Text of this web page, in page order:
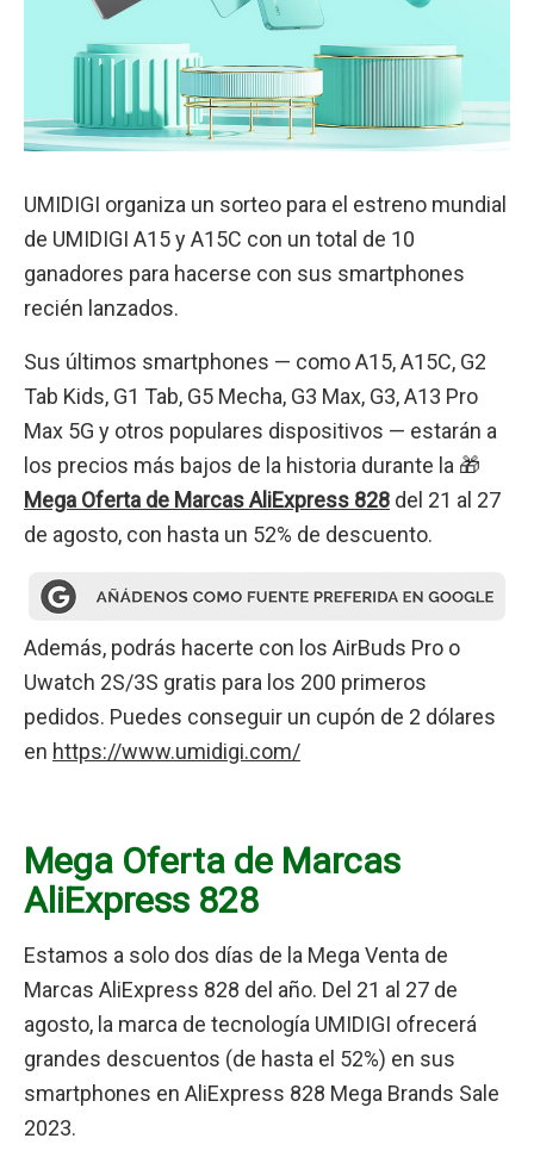
UMIDIGI organiza un sorteo para el estreno mundial
de UMIDIGI A15 y A15C con un total de 10
ganadores para hacerse con sus smartphones
recién lanzados.
Sus últimos smartphones — como A15, A15C, G2
Tab Kids, G1 Tab, G5 Mecha, G3 Max, G3, A13 Pro
Max 5G y otros populares dispositivos — estarán a
los precios más bajos de la historia durante la 🎁
Mega Oferta de Marcas AliExpress 828 del 21 al 27
de agosto, con hasta un 52% de descuento.
Además, podrás hacerte con los AirBuds Pro o
Uwatch 2S/3S gratis para los 200 primeros
pedidos. Puedes conseguir un cupón de 2 dólares
en https://www.umidigi.com/
Mega Oferta de Marcas
AliExpress 828
Estamos a solo dos días de la Mega Venta de
Marcas AliExpress 828 del año. Del 21 al 27 de
agosto, la marca de tecnología UMIDIGI ofrecerá
grandes descuentos (de hasta el 52%) en sus
smartphones en AliExpress 828 Mega Brands Sale
2023.